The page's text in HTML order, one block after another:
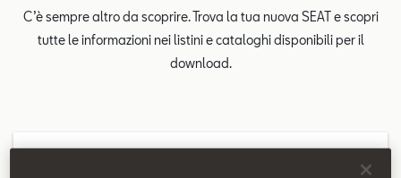
C’è sempre altro da scoprire. Trova la tua nuova SEAT e scopri
tutte le informazioni nei listini e cataloghi disponibili per il
download.